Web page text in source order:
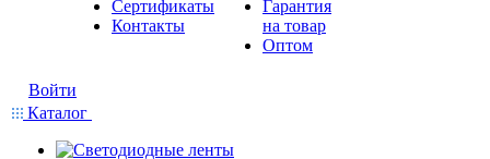
Сертификаты
Контакты
Гарантия
на товар
Оптом
Войти
Каталог